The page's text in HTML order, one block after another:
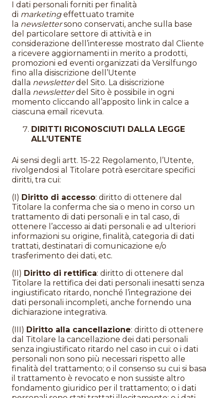
I dati personali forniti per finalità
di marketingeffettuato tramite
la newsletter sono conservati, anche sulla base
del particolare settore di attività e in
considerazione dell’interesse mostrato dal Cliente
a ricevere aggiornamenti in merito a prodotti,
promozioni ed eventi organizzati da Versilfungo
fino alla disiscrizione dell’Utente
dalla newsletter del Sito. La disiscrizione
dalla newsletter del Sito è possibile in ogni
momento cliccando all’apposito link in calce a
ciascuna email ricevuta.
DIRITTI RICONOSCIUTI DALLA LEGGE
ALL’UTENTE
Ai sensi degli artt. 15-22 Regolamento, l’Utente,
rivolgendosi al Titolare potrà esercitare specifici
diritti, tra cui:
(I) Diritto di accesso: diritto di ottenere dal
Titolare la conferma che sia o meno in corso un
trattamento di dati personali e in tal caso, di
ottenere l’accesso ai dati personali e ad ulteriori
informazioni su origine, finalità, categoria di dati
trattati, destinatari di comunicazione e/o
trasferimento dei dati, etc.
(II) Diritto di rettifica: diritto di ottenere dal
Titolare la rettifica dei dati personali inesatti senza
ingiustificato ritardo, nonché l’integrazione dei
dati personali incompleti, anche fornendo una
dichiarazione integrativa.
(III) Diritto alla cancellazione: diritto di ottenere
dal Titolare la cancellazione dei dati personali
senza ingiustificato ritardo nel caso in cui: o i dati
personali non sono più necessari rispetto alle
finalità del trattamento; o il consenso su cui si basa
il trattamento è revocato e non sussiste altro
fondamento giuridico per il trattamento; o i dati